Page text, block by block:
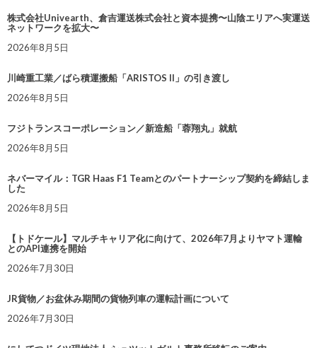
株式会社Univearth、倉吉運送株式会社と資本提携〜山陰エリアへ実運送
ネットワークを拡大〜
2026年8月5日
川崎重工業／ばら積運搬船「ARISTOS II」の引き渡し
2026年8月5日
フジトランスコーポレーション／新造船「蓉翔丸」就航
2026年8月5日
ネバーマイル：TGR Haas F1 Teamとのパートナーシップ契約を締結しま
した
2026年8月5日
【トドケール】マルチキャリア化に向けて、2026年7月よりヤマト運輸
とのAPI連携を開始
2026年7月30日
JR貨物／お盆休み期間の貨物列車の運転計画について
2026年7月30日